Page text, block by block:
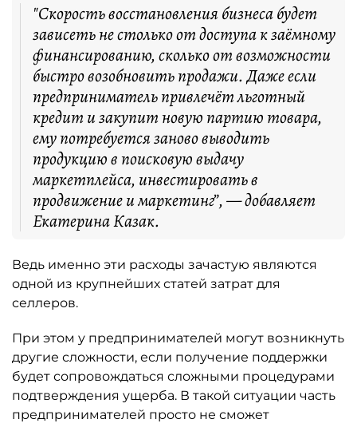
"Скорость восстановления бизнеса будет
зависеть не столько от доступа к заёмному
финансированию, сколько от возможности
быстро возобновить продажи. Даже если
предприниматель привлечёт льготный
кредит и закупит новую партию товара,
ему потребуется заново выводить
продукцию в поисковую выдачу
маркетплейса, инвестировать в
продвижение и маркетинг”, — добавляет
Екатерина Казак.
Ведь именно эти расходы зачастую являются
одной из крупнейших статей затрат для
селлеров.
При этом у предпринимателей могут возникнуть
другие сложности, если получение поддержки
будет сопровождаться сложными процедурами
подтверждения ущерба. В такой ситуации часть
предпринимателей просто не сможет